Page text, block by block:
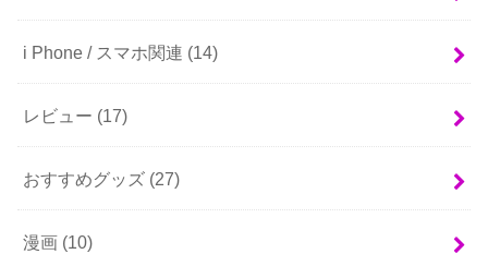
i Phone / スマホ関連 (14)
レビュー (17)
おすすめグッズ (27)
漫画 (10)